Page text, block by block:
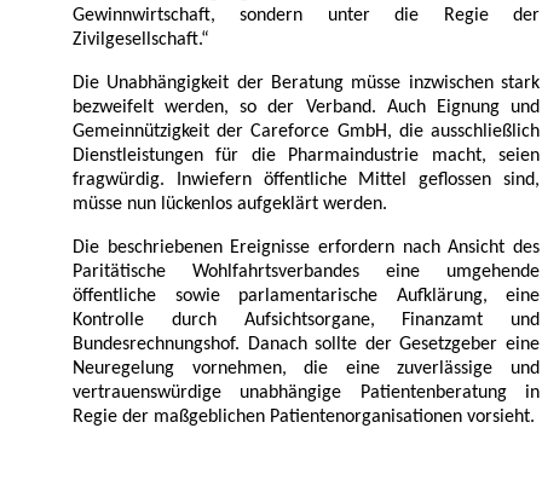
Gewinnwirtschaft, sondern unter die Regie der
Zivilgesellschaft.“
Die Unabhängigkeit der Beratung müsse inzwischen stark
bezweifelt werden, so der Verband. Auch Eignung und
Gemeinnützigkeit der Careforce GmbH, die ausschließlich
Dienstleistungen für die Pharmaindustrie macht, seien
fragwürdig. Inwiefern öffentliche Mittel geflossen sind,
müsse nun lückenlos aufgeklärt werden.
Die beschriebenen Ereignisse erfordern nach Ansicht des
Paritätische Wohlfahrtsverbandes eine umgehende
öffentliche sowie parlamentarische Aufklärung, eine
Kontrolle durch Aufsichtsorgane, Finanzamt und
Bundesrechnungshof. Danach sollte der Gesetzgeber eine
Neuregelung vornehmen, die eine zuverlässige und
vertrauenswürdige unabhängige Patientenberatung in
Regie der maßgeblichen Patientenorganisationen vorsieht.